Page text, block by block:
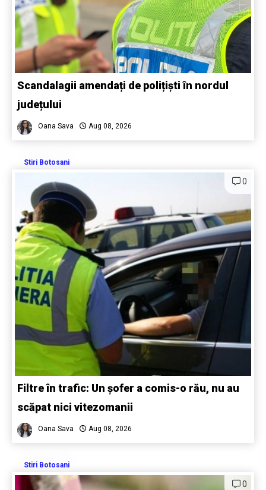
Scandalagii amendați de polițiști în nordul
județului
Oana Sava Aug 08, 2026
Stiri Botosani
0
Filtre în trafic: Un șofer a comis-o rău, nu au
scăpat nici vitezomanii
Oana Sava Aug 08, 2026
Stiri Botosani
0